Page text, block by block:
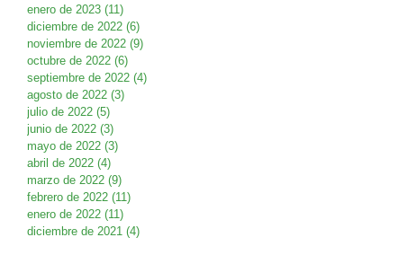
enero de 2023 (11)
diciembre de 2022 (6)
noviembre de 2022 (9)
octubre de 2022 (6)
septiembre de 2022 (4)
agosto de 2022 (3)
julio de 2022 (5)
junio de 2022 (3)
mayo de 2022 (3)
abril de 2022 (4)
marzo de 2022 (9)
febrero de 2022 (11)
enero de 2022 (11)
diciembre de 2021 (4)